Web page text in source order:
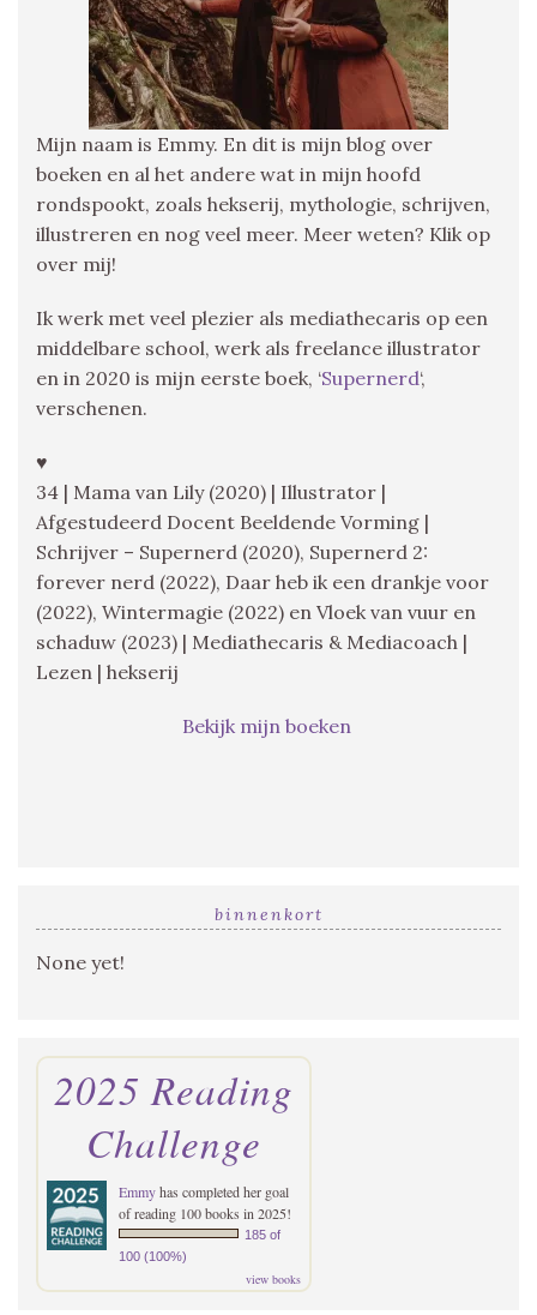
Mijn naam is Emmy. En dit is mijn blog over
boeken en al het andere wat in mijn hoofd
rondspookt, zoals hekserij, mythologie, schrijven,
illustreren en nog veel meer. Meer weten? Klik op
over mij!
Ik werk met veel plezier als mediathecaris op een
middelbare school, werk als freelance illustrator
en in 2020 is mijn eerste boek, ‘Supernerd‘,
verschenen.
♥
34 | Mama van Lily (2020) | Illustrator |
Afgestudeerd Docent Beeldende Vorming |
Schrijver – Supernerd (2020), Supernerd 2:
forever nerd (2022), Daar heb ik een drankje voor
(2022), Wintermagie (2022) en Vloek van vuur en
schaduw (2023) | Mediathecaris & Mediacoach |
Lezen | hekserij
Bekijk mijn boeken
binnenkort
None yet!
2025 Reading
Challenge
Emmyhas completed her goal
of reading 100 books in 2025!
185 of
100 (100%)
view books